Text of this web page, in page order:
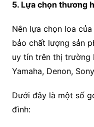
5. Lựa chọn thương
Nên lựa chọn loa
bảo chất lượng sản
uy tín trên thị trường
Yamaha, Denon,
Dưới đây là một số
đình: